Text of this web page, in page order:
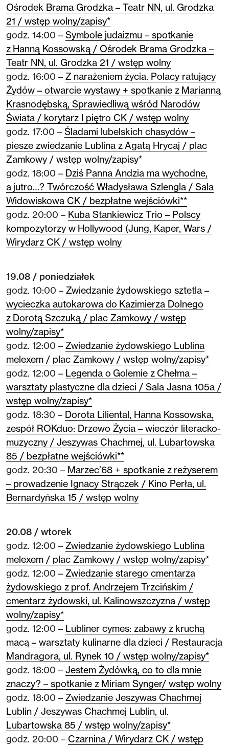
Ośrodek Brama Grodzka – Teatr NN, ul. Grodzka
21 / wstęp wolny/zapisy*
godz. 14:00 – Symbole judaizmu – spotkanie
z Hanną Kossowską / Ośrodek Brama Grodzka –
Teatr NN, ul. Grodzka 21 / wstęp wolny
godz. 16:00 – Z narażeniem życia. Polacy ratujący
Żydów – otwarcie wystawy + spotkanie z Marianną
Krasnodębską, Sprawiedliwą wśród Narodów
Świata / korytarz I piętro CK / wstęp wolny
godz. 17:00 – Śladami lubelskich chasydów –
piesze zwiedzanie Lublina z Agatą Hrycaj / plac
Zamkowy / wstęp wolny/zapisy*
godz. 18:00 – Dziś Panna Andzia ma wychodne,
a jutro…? Twórczość Władysława Szlengla / Sala
Widowiskowa CK / bezpłatne wejściówki**
godz. 20:00 – Kuba Stankiewicz Trio – Polscy
kompozytorzy w Hollywood (Jung, Kaper, Wars /
Wirydarz CK / wstęp wolny
19.08 / poniedziałek
godz. 10:00 – Zwiedzanie żydowskiego sztetla –
wycieczka autokarowa do Kazimierza Dolnego
z Dorotą Szczuką / plac Zamkowy / wstęp
wolny/zapisy*
godz. 12:00 – Zwiedzanie żydowskiego Lublina
melexem / plac Zamkowy / wstęp wolny/zapisy*
godz. 12:00 – Legenda o Golemie z Chełma –
warsztaty plastyczne dla dzieci / Sala Jasna 105a /
wstęp wolny/zapisy*
godz. 18:30 – Dorota Liliental, Hanna Kossowska,
zespół ROKduo: Drzewo Życia – wieczór literacko-
muzyczny / Jeszywas Chachmej, ul. Lubartowska
85 / bezpłatne wejściówki**
godz. 20:30 – Marzec’68 + spotkanie z reżyserem
– prowadzenie Ignacy Strączek / Kino Perła, ul.
Bernardyńska 15 / wstęp wolny
20.08 / wtorek
godz. 12:00 – Zwiedzanie żydowskiego Lublina
melexem / plac Zamkowy / wstęp wolny/zapisy*
godz. 12:00 – Zwiedzanie starego cmentarza
żydowskiego z prof. Andrzejem Trzcińskim /
cmentarz żydowski, ul. Kalinowszczyzna / wstęp
wolny/zapisy*
godz. 12:00 – Lubliner cymes: zabawy z kruchą
macą – warsztaty kulinarne dla dzieci / Restauracja
Mandragora, ul. Rynek 10 / wstęp wolny/zapisy*
godz. 18:00 – Jestem Żydówką, co to dla mnie
znaczy? – spotkanie z Miriam Synger/ wstęp wolny
godz. 18:00 – Zwiedzanie Jeszywas Chachmej
Lublin / Jeszywas Chachmej Lublin, ul.
Lubartowska 85 / wstęp wolny/zapisy*
godz. 20:00 – Czarnina / Wirydarz CK / wstęp